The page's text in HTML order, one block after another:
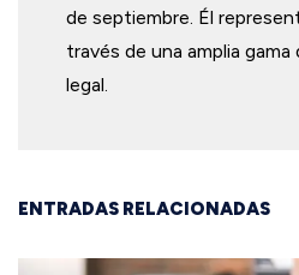
de septiembre. Él
través de una amplia
legal.
ENTRADAS RELACIONADAS